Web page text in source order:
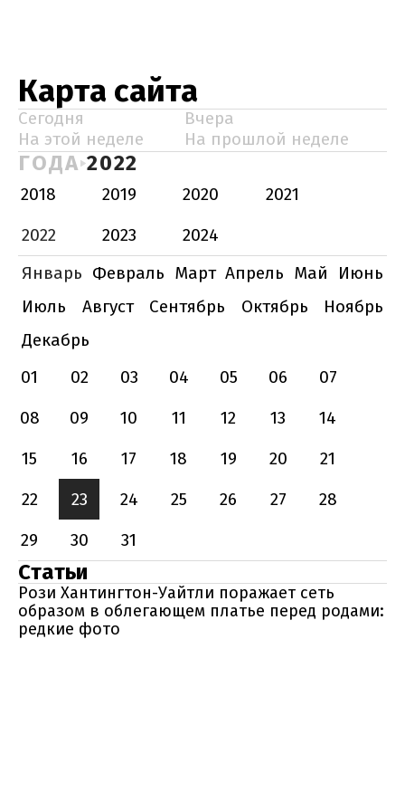
Карта сайта
Сегодня
Вчера
На этой неделе
На прошлой неделе
ГОДА 2022
2018 2019 2020
2021
2022
2023
2024
Январь Февраль Март Апрель Май
Июнь
Июль
Август Сентябрь Октябрь
Ноябрь
Декабрь
01
02 03 04 05 06
07
08
09 10 11 12 13
14
15
16 17 18 19 20
21
22
23 24 25 26 27
28
29
30 31
Статьи
Рози Хантингтон-Уайтли поражает сеть
образом в облегающем платье перед родами:
редкие фото